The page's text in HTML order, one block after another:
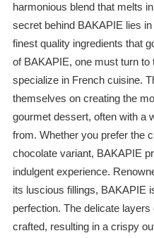
harmonious blend that melts
secret behind BAKAPIE lies
finest quality ingredients that
of BAKAPIE, one must turn
specialize in French cuisine.
themselves on creating the
gourmet dessert, often with a
from. Whether you prefer the
chocolate variant, BAKAPIE
indulgent experience.
its luscious fillings, BAKAPIE
perfection. The delicate
crafted, resulting in a crispy